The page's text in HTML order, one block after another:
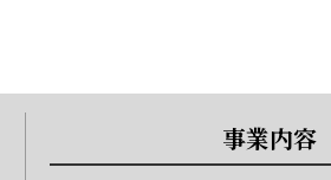
事業内容